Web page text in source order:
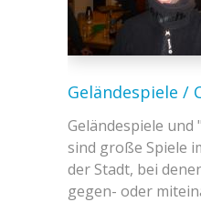
Geländespiele /
Geländespiele und
sind große Spiele
der Stadt, bei
gegen- oder